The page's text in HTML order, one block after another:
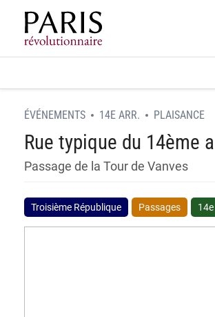
Home
ÉVÉNEMENTS 14E ARR. PLAISANCE
Rue typique du 14ème
Passage de la Tour de Vanves
Troisième République Passages